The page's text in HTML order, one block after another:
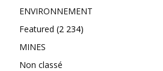
ENVIRONNEMENT
Featured (2 234)
MINES
Non classé